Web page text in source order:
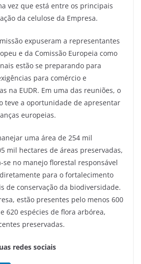
vez que está entre os principais
da celulose da Empresa.
expuseram a representantes
e da Comissão Europeia como
estão se preparando para
para comércio e
na EUDR. Em uma das reuniões, o
teve a oportunidade de apresentar
europeias.
uma área de 254 mil
mil hectares de áreas preservadas,
se no manejo florestal responsável
para o fortalecimento
de conservação da biodiversidade.
estão presentes pelo menos 600
620 espécies de flora arbórea,
preservadas.
redes sociais